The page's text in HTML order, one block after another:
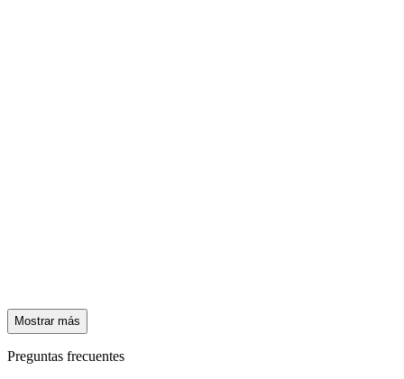
Mostrar más
Preguntas frecuentes